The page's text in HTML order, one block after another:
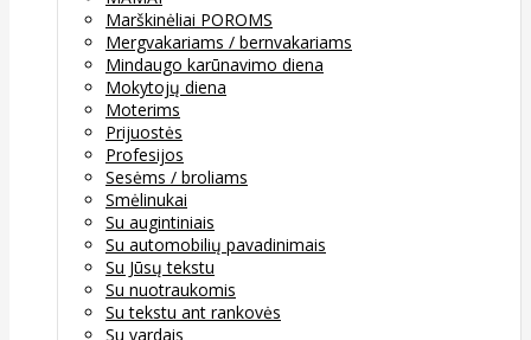
Marškinėliai POROMS
Mergvakariams / bernvakariams
Mindaugo karūnavimo diena
Mokytojų diena
Moterims
Prijuostės
Profesijos
Sesėms / broliams
Smėlinukai
Su augintiniais
Su automobilių pavadinimais
Su Jūsų tekstu
Su nuotraukomis
Su tekstu ant rankovės
Su vardais